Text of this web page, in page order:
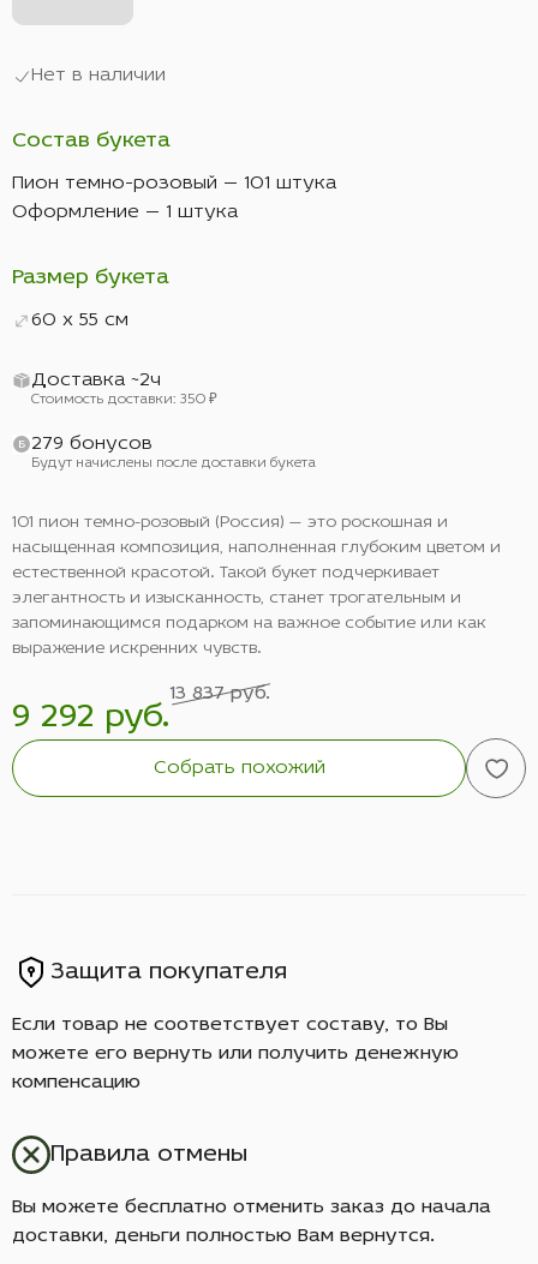
Нет в наличии
Состав букета
Пион темно-розовый — 101 штука
Оформление — 1 штука
Размер букета
60 x 55 см
Доставка ~2ч
Стоимость доставки: 350 ₽
279 бонусов
Будут начислены после доставки букета
101 пион темно-розовый (Россия) — это роскошная и
насыщенная композиция, наполненная глубоким цветом и
естественной красотой. Такой букет подчеркивает
элегантность и изысканность, станет трогательным и
запоминающимся подарком на важное событие или как
выражение искренних чувств.
9 292 руб.
13 837 руб.
Собрать похожий
Защита покупателя
Если товар не соответствует составу, то Вы
можете его вернуть или получить денежную
компенсацию
Правила отмены
Вы можете бесплатно отменить заказ до начала
доставки, деньги полностью Вам вернутся.